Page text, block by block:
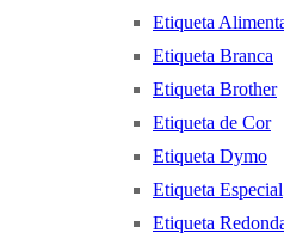
Etiqueta
Etiqueta Branca
Etiqueta Brother
Etiqueta de Cor
Etiqueta Dymo
Etiqueta Especial
Etiqueta